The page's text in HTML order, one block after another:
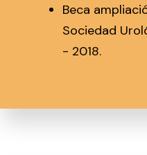
Beca
Sociedad
- 2018.